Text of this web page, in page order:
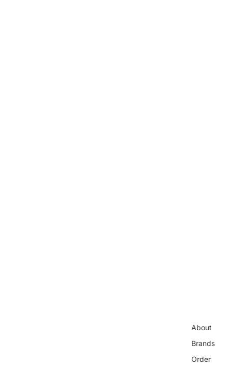
About
Brands
Order